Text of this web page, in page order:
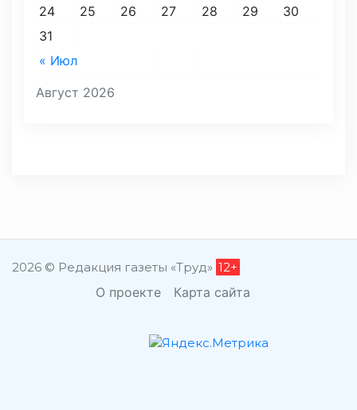
Август 2026
« Июл
24
25 26 27 28 29
30
31
2026 © Редакция газеты «Труд» 12+
О проекте Карта сайта